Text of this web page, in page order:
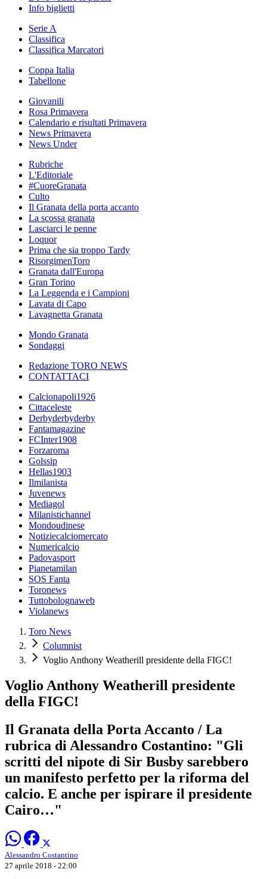
Info biglietti
Serie A
Classifica
Classifica Marcatori
Coppa Italia
Tabellone
Giovanili
Rosa Primavera
Calendario e risultati Primavera
News Primavera
News Under
Rubriche
L'Editoriale
#CuoreGranata
Culto
Il Granata della porta accanto
La scossa granata
Lasciarci le penne
Loquor
Prima che sia troppo Tardy
RisorgimenToro
Granata dall'Europa
Gran Torino
La Leggenda e i Campioni
Lavata di Capo
Lavagnetta Granata
Mondo Granata
Sondaggi
Redazione TORO NEWS
CONTATTACI
Calcionapoli1926
Cittaceleste
Derbyderbyderby
Fantamagazine
FCInter1908
Forzaroma
Golssip
Hellas1903
Ilmilanista
Juvenews
Mediagol
Milanistichannel
Mondoudinese
Notiziecalciomercato
Numericalcio
Padovasport
Pianetamilan
SOS Fanta
Toronews
Tuttobolognaweb
Violanews
Toro News
Columnist
Voglio Anthony Weatherill presidente della FIGC!
Voglio Anthony Weatherill presidente
della FIGC!
Il Granata della Porta Accanto / La
rubrica di Alessandro Costantino: "Gli
scritti del nipote di Sir Busby sarebbero
un manifesto perfetto per la riforma del
calcio. E anche per ispirare il presidente
Cairo…"
Alessandro Costantino
27 aprile 2018 - 22:00